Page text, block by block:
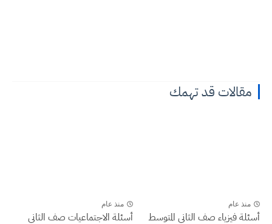
مقالات قد تهمك
منذ عام
أسئلة فيزياء صف الثاني المتوسط
منذ عام
أسئلة الاجتماعيات صف الثاني